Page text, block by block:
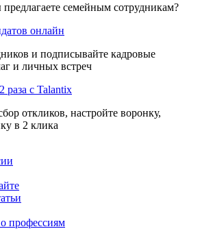
семейным сотрудникам?
онлайн
и подписывайте кадровые
и личных встреч
раза с Talantix
откликов, настройте воронку,
в 2 клика
профессиям